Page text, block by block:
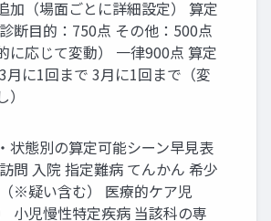
加（場面ごとに詳細設定） 算定
断目的：750点 その他：500点
に応じて変動） 一律900点 算定
月に1回まで 3月に1回まで（変
状態別の算定可能シーン早見表
問 入院 指定難病 てんかん 希少
※疑い含む） 医療的ケア児
小児慢性特定疾病 当該科の専